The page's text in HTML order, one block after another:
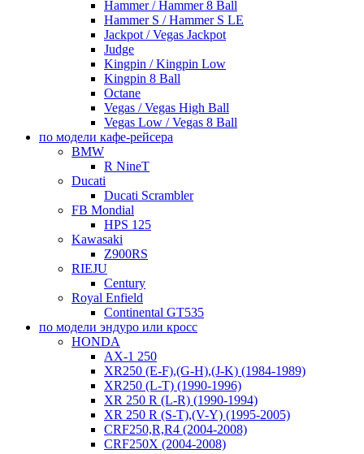
Hammer / Hammer 8 Ball
Hammer S / Hammer S LE
Jackpot / Vegas Jackpot
Judge
Kingpin / Kingpin Low
Kingpin 8 Ball
Octane
Vegas / Vegas High Ball
Vegas Low / Vegas 8 Ball
по модели кафе-рейсера
BMW
R NineT
Ducati
Ducati Scrambler
FB Mondial
HPS 125
Kawasaki
Z900RS
RIEJU
Century
Royal Enfield
Continental GT535
по модели эндуро или кросс
HONDA
AX-1 250
XR250 (E-F),(G-H),(J-K) (1984-1989)
XR250 (L-T) (1990-1996)
XR 250 R (L-R) (1990-1994)
XR 250 R (S-T),(V-Y) (1995-2005)
CRF250,R,R4 (2004-2008)
CRF250X (2004-2008)